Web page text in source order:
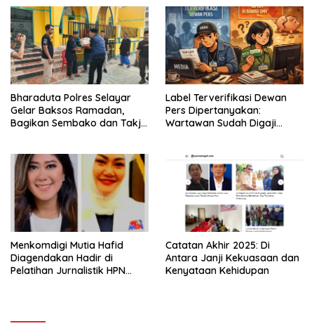
Bharaduta Polres Selayar
Gelar Baksos Ramadan,
Bagikan Sembako dan Takjil
Label Terverifikasi Dewan
Pers Dipertanyakan:
Wartawan Sudah Digaji
Menkomdigi Mutia Hafid
Diagendakan Hadir di
Pelatihan Jurnalistik HPN
‎Catatan Akhir 2025: Di
Antara Janji Kekuasaan dan
Kenyataan Kehidupan